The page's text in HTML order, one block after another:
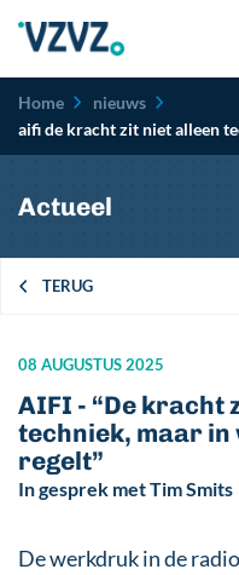
Kruimelpad
Home
nieuws
aifi de kracht zit niet alleen
Actueel
TERUG
08 AUGUSTUS 2025
AIFI - “De kracht
techniek, maar in
regelt”
In gesprek met Tim Smits
De werkdruk in de